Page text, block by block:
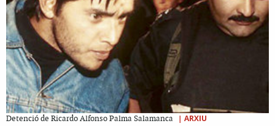
Detenció de Ricardo Alfonso Palma Salamanca | ARXIU